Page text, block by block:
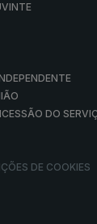
DO
DE COOKIES